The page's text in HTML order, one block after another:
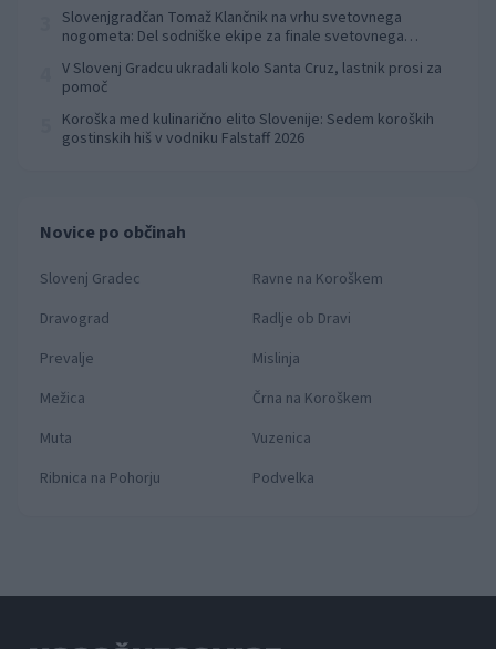
Slovenjgradčan Tomaž Klančnik na vrhu svetovnega
nogometa: Del sodniške ekipe za finale svetovnega
V Slovenj Gradcu ukradali kolo Santa Cruz, lastnik prosi za
pomoč
Koroška med kulinarično elito Slovenije: Sedem koroških
gostinskih hiš v vodniku Falstaff 2026
Novice po občinah
Slovenj Gradec
Ravne na Koroškem
Dravograd
Radlje ob Dravi
Prevalje
Mislinja
Mežica
Črna na Koroškem
Muta
Vuzenica
Ribnica na Pohorju
Podvelka